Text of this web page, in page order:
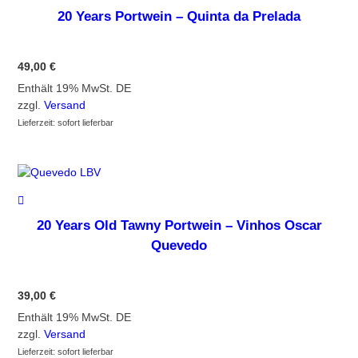
20 Years Portwein – Quinta da Prelada
49,00€
Enthält 19% MwSt. DE
zzgl.Versand
Lieferzeit: sofort lieferbar
20 Years Old Tawny Portwein – Vinhos Oscar
Quevedo
39,00€
Enthält 19% MwSt. DE
zzgl.Versand
Lieferzeit: sofort lieferbar